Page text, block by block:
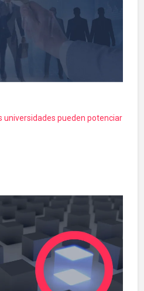
universidades pueden potenciar